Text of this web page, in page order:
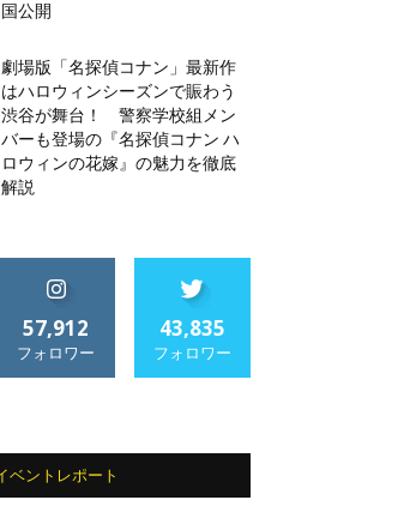
国公開
劇場版「名探偵コナン」最新作
はハロウィンシーズンで賑わう
渋谷が舞台！ 警察学校組メン
バーも登場の『名探偵コナン ハ
ロウィンの花嫁』の魅力を徹底
解説
57,912
フォロワー
43,835
フォロワー
ベントレポート